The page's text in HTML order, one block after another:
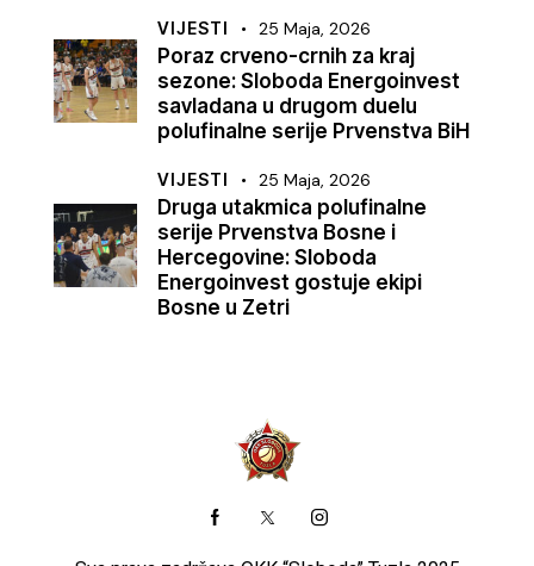
VIJESTI 25 Maja, 2026
Poraz crveno-crnih za kraj
sezone: Sloboda Energoinvest
savladana u drugom duelu
polufinalne serije Prvenstva BiH
VIJESTI 25 Maja, 2026
Druga utakmica polufinalne
serije Prvenstva Bosne i
Hercegovine: Sloboda
Energoinvest gostuje ekipi
Bosne u Zetri